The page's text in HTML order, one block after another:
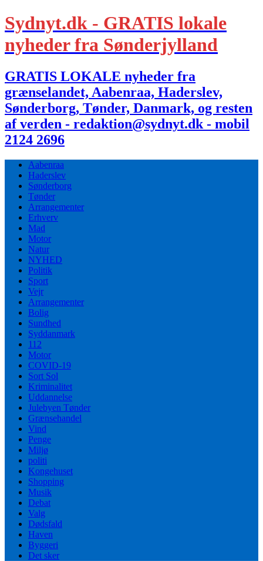
Sydnyt.dk - GRATIS lokale
nyheder fra Sønderjylland
GRATIS LOKALE nyheder fra
grænselandet, Aabenraa, Haderslev,
Sønderborg, Tønder, Danmark, og resten
af verden - redaktion@sydnyt.dk - mobil
2124 2696
Aabenraa
Haderslev
Sønderborg
Tønder
Arrangementer
Erhverv
Mad
Motor
Natur
NYHED
Politik
Sport
Vejr
Arrangementer
Bolig
Sundhed
Syddanmark
112
Motor
COVID-19
Sort Sol
Kriminalitet
Uddannelse
Julebyen Tønder
Grænsehandel
Vind
Penge
Miljø
politi
Kongehuset
Shopping
Musik
Debat
Valg
Dødsfald
Haven
Byggeri
Det sker